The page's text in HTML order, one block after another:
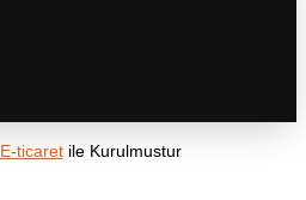
E-ticaretile Kurulmustur